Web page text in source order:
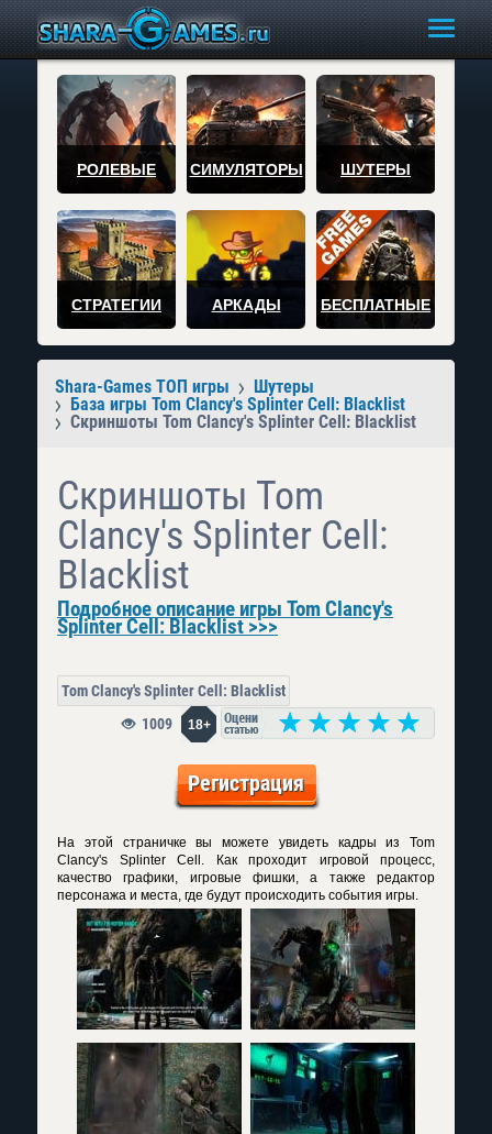
РОЛЕВЫЕ СИМУЛЯТОРЫ ШУТЕРЫ
СТРАТЕГИИ АРКАДЫ БЕСПЛАТНЫЕ
Shara-Games ТОП игры
Шутеры
База игры Tom Clancy's Splinter Cell: Blacklist
Скриншоты Tom Clancy's Splinter Cell: Blacklist
Скриншоты Tom
Clancy's Splinter Cell:
Blacklist
Подробное описание игры Tom Clancy's
Splinter Cell: Blacklist >>>
Tom Clancy's Splinter Cell: Blacklist
18+
1009
Регистрация
На этой страничке вы можете увидеть кадры из Tom
Clancy's Splinter Cell. Как проходит игровой процесс,
качество графики, игровые фишки, а также редактор
персонажа и места, где будут происходить события игры.